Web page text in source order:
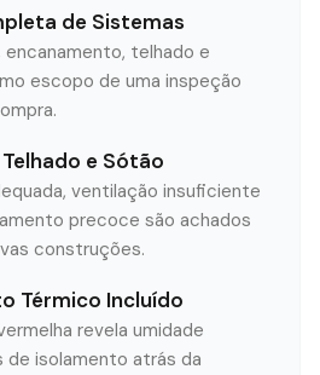
de Sistemas
encanamento, telhado e
escopo de uma inspeção
e Sótão
ventilação insuficiente
precoce são achados
construções.
Térmico Incluído
revela umidade
de isolamento atrás da